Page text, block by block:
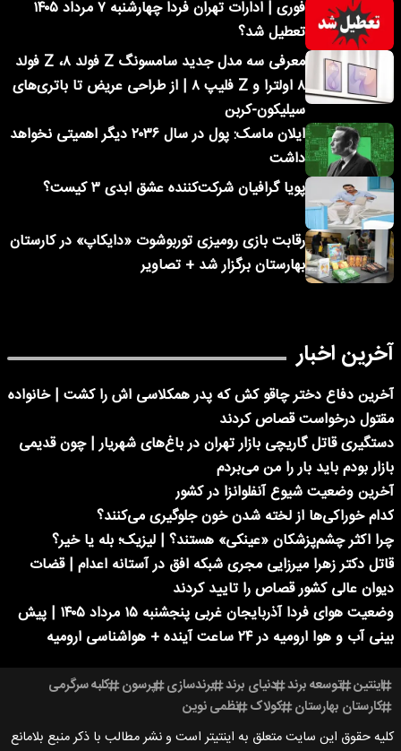
فوری | ادارات تهران فردا چهارشنبه ۷ مرداد ۱۴۰۵
تعطیل شد؟
معرفی سه مدل جدید سامسونگ Z فولد ۸، Z فولد
۸ اولترا و Z فلیپ ۸ | از طراحی عریض تا باتری‌های
سیلیکون-کربن
ایلان ماسک: پول در سال ۲۰۳۶ دیگر اهمیتی نخواهد
داشت
پویا گرافیان شرکت‌کننده عشق ابدی ۳ کیست؟
رقابت بازی رومیزی توربوشوت «دایکاپ» در کارستان
بهارستان برگزار شد + تصاویر
آخرین اخبار
آخرین دفاع دختر چاقو کش که پدر همکلاسی اش را کشت | خانواده
مقتول درخواست قصاص کردند
دستگیری قاتل گاریچی بازار تهران در باغ‌های شهریار | چون قدیمی
بازار بودم باید بار را من می‌بردم
آخرین وضعیت شیوع آنفلوانزا در کشور
کدام خوراکی‌ها از لخته شدن خون جلوگیری می‌کنند؟
چرا اکثر چشم‌پزشکان «عینکی» هستند؟ | لیزیک؛ بله یا خیر؟
قاتل دکتر زهرا میرزایی مجری شبکه افق در آستانه اعدام | قضات
دیوان عالی کشور قصاص را تایید کردند
وضعیت هوای فردا آذربایجان غربی پنجشنبه ۱۵ مرداد ۱۴۰۵ | پیش
بینی آب و هوا ارومیه در ۲۴ ساعت آینده + هواشناسی ارومیه
اینتین توسعه برند دنیای برند برندسازی پرسون کلبه سرگرمی
کارستان بهارستان کولاک نظمی نوین
کلیه حقوق این سایت متعلق به اینتیتر است و نشر مطالب با ذکر منبع بلامانع